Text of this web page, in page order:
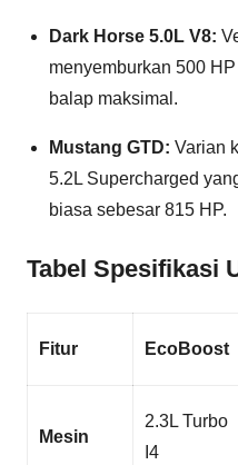
Dark Horse 5.0L V8:
menyemburkan 500
balap maksimal.
Mustang GTD: Varian
5.2L Supercharged
biasa sebesar 815 HP.
Tabel Spesifikasi
Fitur EcoBoost
Mesin
2.3L Turbo
I4